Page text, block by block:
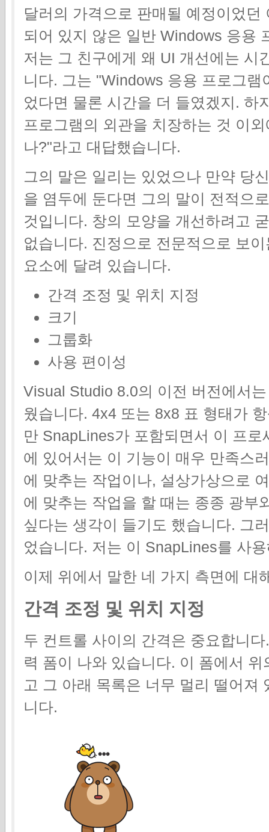
달러의 가격으로 판매될 예정이었
되어 있지 않은 일반 Windows 응용
저는 그 친구에게 왜 UI 개선에는 시
니다. 그는 "Windows 응용 프로그
었다면 물론 시간을 더 들였겠지. 하
프로그램의 외관을 치장하는 것 이
나?"라고 대답했습니다.
그의 말은 일리는 있었으나 만약 당
을 염두에 둔다면 그의 말이 전적으
것입니다. 창의 모양을 개선하려고
없습니다. 진정으로 전문적으로 보
요소에 달려 있습니다.
간격 조정 및 위치 지정
크기
그룹화
사용 편이성
Visual Studio 8.0의 이전 버전에서
웠습니다. 4x4 또는 8x8 표 형태가
만 SnapLines가 포함되면서 이 프
에 있어서는 이 기능이 매우 만족스
에 맞추는 작업이나, 설상가상으로
에 맞추는 작업을 할 때는 종종 광부
싶다는 생각이 들기도 했습니다. 그
었습니다. 저는 이 SnapLines를 사
이제 위에서 말한 네 가지 측면에 대
간격 조정 및 위치 지정
두 컨트롤 사이의 간격은 중요합니
력 폼이 나와 있습니다. 이 폼에서
고 그 아래 목록은 너무 멀리 떨어져
니다.